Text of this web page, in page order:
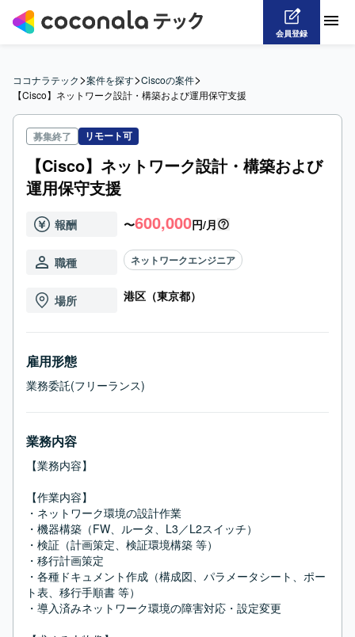
会員登録
ココナラテック>案件を探す>Ciscoの案件>
【Cisco】ネットワーク設計・構築および運用保守支援
募集終了 リモート可
【Cisco】ネットワーク設計・構築および
運用保守支援
報酬 〜600,000円/月
職種 ネットワークエンジニア
場所 港区（東京都）
雇用形態
業務委託(フリーランス)
業務内容
【業務内容】
【作業内容】
・ネットワーク環境の設計作業
・機器構築（FW、ルータ、L3／L2スイッチ）
・検証（計画策定、検証環境構築 等）
・移行計画策定
・各種ドキュメント作成（構成図、パラメータシート、ポー
ト表、移行手順書 等）
・導入済みネットワーク環境の障害対応・設定変更